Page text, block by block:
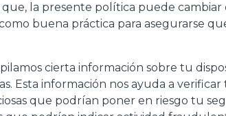
la presente política puede
buena práctica para asegurarse
cierta información sobre tu
Esta información nos ayuda a
que podrían poner en riesgo tu